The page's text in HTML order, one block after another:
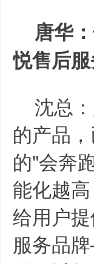
唐华
悦售后
沈总
的产品
的"会奔
能化越
给用户
服务品